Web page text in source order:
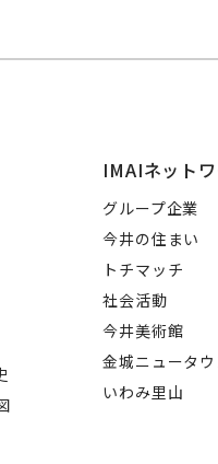
IMAIネット
グループ企業
今井の住まい
トチマッチ
社会活動
今井美術館
金城ニュータウ
いわみ里山